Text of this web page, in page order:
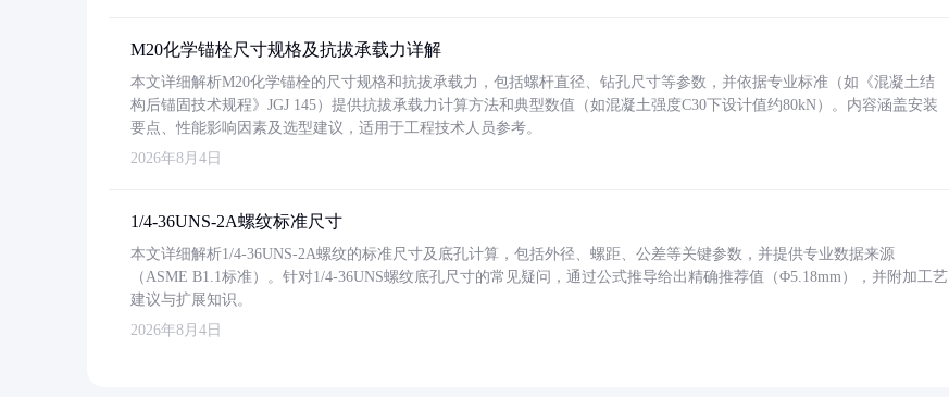
M20化学锚栓尺寸规格及抗拔承载力详解
本文详细解析M20化学锚栓的尺寸规格和抗拔承载力，包括螺杆直径、钻孔尺寸等参数，并依据专业标准（如《混凝土结
构后锚固技术规程》JGJ 145）提供抗拔承载力计算方法和典型数值（如混凝土强度C30下设计值约80kN）。内容涵盖安装
要点、性能影响因素及选型建议，适用于工程技术人员参考。
2026年8月4日
1/4-36UNS-2A螺纹标准尺寸
本文详细解析1/4-36UNS-2A螺纹的标准尺寸及底孔计算，包括外径、螺距、公差等关键参数，并提供专业数据来源
（ASME B1.1标准）。针对1/4-36UNS螺纹底孔尺寸的常见疑问，通过公式推导给出精确推荐值（Φ5.18mm），并附加工艺
建议与扩展知识。
2026年8月4日